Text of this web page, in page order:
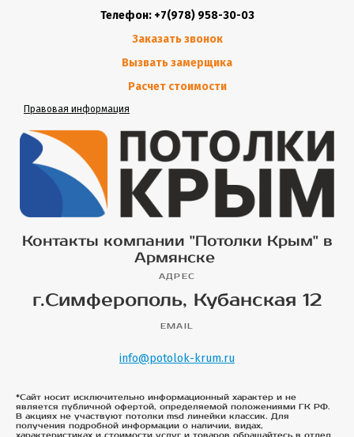
Телефон: +7(978) 958-30-03
Заказать звонок
Вызвать замерщика
Расчет стоимости
Правовая информация
Контакты компании "Потолки Крым" в
Армянске
АДРЕС
г.Симферополь, Кубанская 12
EMAIL
info@potolok-krum.ru
*Сайт носит исключительно информационный характер и не
является публичной офертой, определяемой положениями ГК РФ.
В акциях не участвуют потолки msd линейки классик. Для
получения подробной информации о наличии, видах,